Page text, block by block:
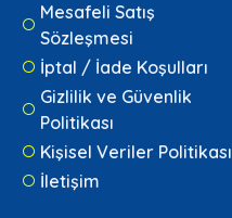
Mesafeli Satış
Sözleşmesi
İptal / İade Koşulları
Gizlilik ve Güvenlik
Politikası
Kişisel Veriler Politikası
İletişim